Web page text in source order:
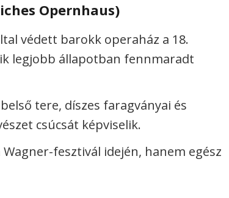
Opernhaus)
védett barokk operaház a 18.
legjobb állapotban fennmaradt
tere, díszes faragványai és
csúcsát képviselik.
fesztivál idején, hanem egész